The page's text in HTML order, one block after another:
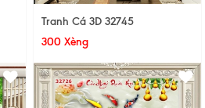
Tranh Cá 3D 32745
300 Xèng